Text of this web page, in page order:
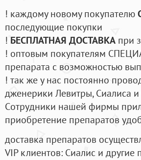
! каждому новому покупателю
последующие покупки
! БЕСПЛАТНАЯ ДОСТАВКА при
! оптовым покупателям
препарата с возможностью
! так же у нас постоянно
дженерики Левитры, Сиалиса
Cотрудники нашей фирмы
приобретение препаратов
доставка препаратов
VIP клиентов: Сиалис и